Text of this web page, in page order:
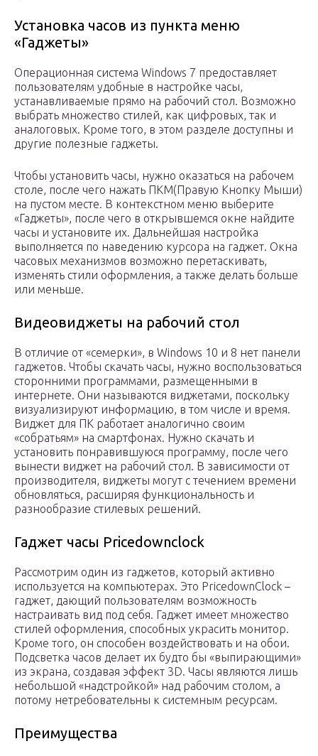
Установка часов из пункта меню
«Гаджеты»
Операционная система Windows 7 предоставляет
пользователям удобные в настройке часы,
устанавливаемые прямо на рабочий стол. Возможно
выбрать множество стилей, как цифровых, так и
аналоговых. Кроме того, в этом разделе доступны и
другие полезные гаджеты.
Чтобы установить часы, нужно оказаться на рабочем
столе, после чего нажать ПКМ(Правую Кнопку Мыши)
на пустом месте. В контекстном меню выберите
«Гаджеты», после чего в открывшемся окне найдите
часы и установите их. Дальнейшая настройка
выполняется по наведению курсора на гаджет. Окна
часовых механизмов возможно перетаскивать,
изменять стили оформления, а также делать больше
или меньше.
Видеовиджеты на рабочий стол
В отличие от «семерки», в Windows 10 и 8 нет панели
гаджетов. Чтобы скачать часы, нужно воспользоваться
сторонними программами, размещенными в
интернете. Они называются виджетами, поскольку
визуализируют информацию, в том числе и время.
Виджет для ПК работает аналогично своим
«собратьям» на смартфонах. Нужно скачать и
установить понравившуюся программу, после чего
вынести виджет на рабочий стол. В зависимости от
производителя, виджеты могут с течением времени
обновляться, расширяя функциональность и
разнообразие стилевых решений.
Гаджет часы Pricedownclock
Рассмотрим один из гаджетов, который активно
используется на компьютерах. Это PricedownClock –
гаджет, дающий пользователям возможность
настраивать вид под себя. Гаджет имеет множество
стилей оформления, способных украсить монитор.
Кроме того, он способен воздействовать и на обои.
Подсветка часов делает их будто бы «выпирающими»
из экрана, создавая эффект 3D. Часы являются лишь
небольшой «надстройкой» над рабочим столом, а
потому нетребовательны к системным ресурсам.
Преимущества